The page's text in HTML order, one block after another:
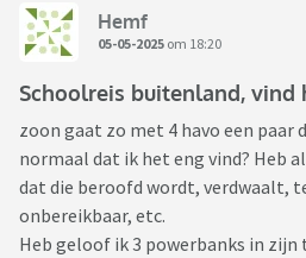
Hemf
05-05-2025 om 18:20
Schoolreis buitenland, vind
zoon gaat zo met 4 havo een paar
normaal dat ik het eng vind? Heb
dat die beroofd wordt, verdwaalt,
onbereikbaar, etc.
Heb geloof ik 3 powerbanks in zijn